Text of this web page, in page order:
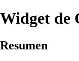
Widget de
Resumen